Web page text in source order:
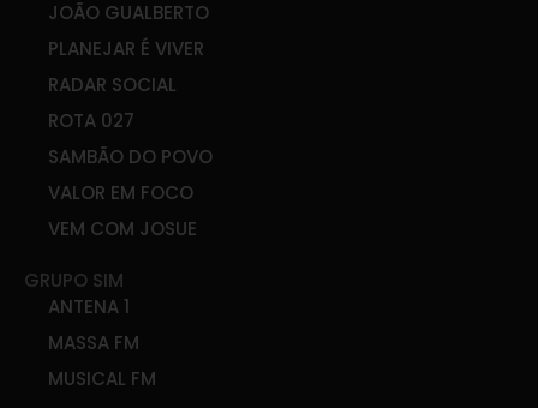
JOÃO GUALBERTO
PLANEJAR É VIVER
RADAR SOCIAL
ROTA 027
SAMBÃO DO POVO
VALOR EM FOCO
VEM COM JOSUE
GRUPO SIM
ANTENA 1
MASSA FM
MUSICAL FM